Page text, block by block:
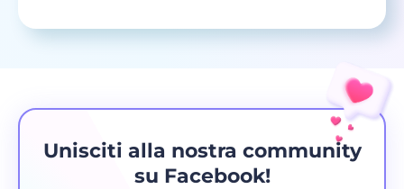
Unisciti alla nostra community
su Facebook!